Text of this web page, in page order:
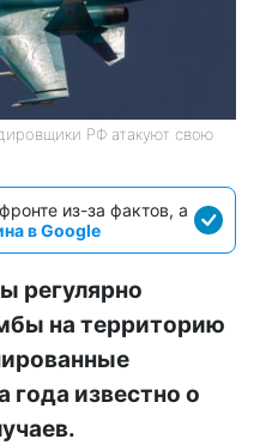
РФ атакуют свою
из-за фактов, а
в Google
регулярно
на территорию
года известно о